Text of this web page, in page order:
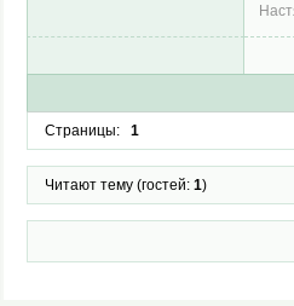
Страницы: 1
Читают тему (гостей: 1)